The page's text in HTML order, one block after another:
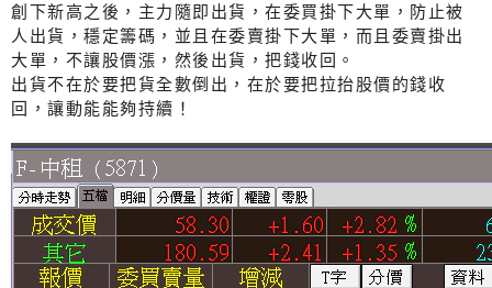
創下新高之後，主力隨即出貨，在委買掛下大單，防止被
人出貨，穩定籌碼，並且在委賣掛下大單，而且委賣掛出
大單，不讓股價漲，然後出貨，把錢收回。
出貨不在於要把貨全數倒出，在於要把拉抬股價的錢收
回，讓動能能夠持續！